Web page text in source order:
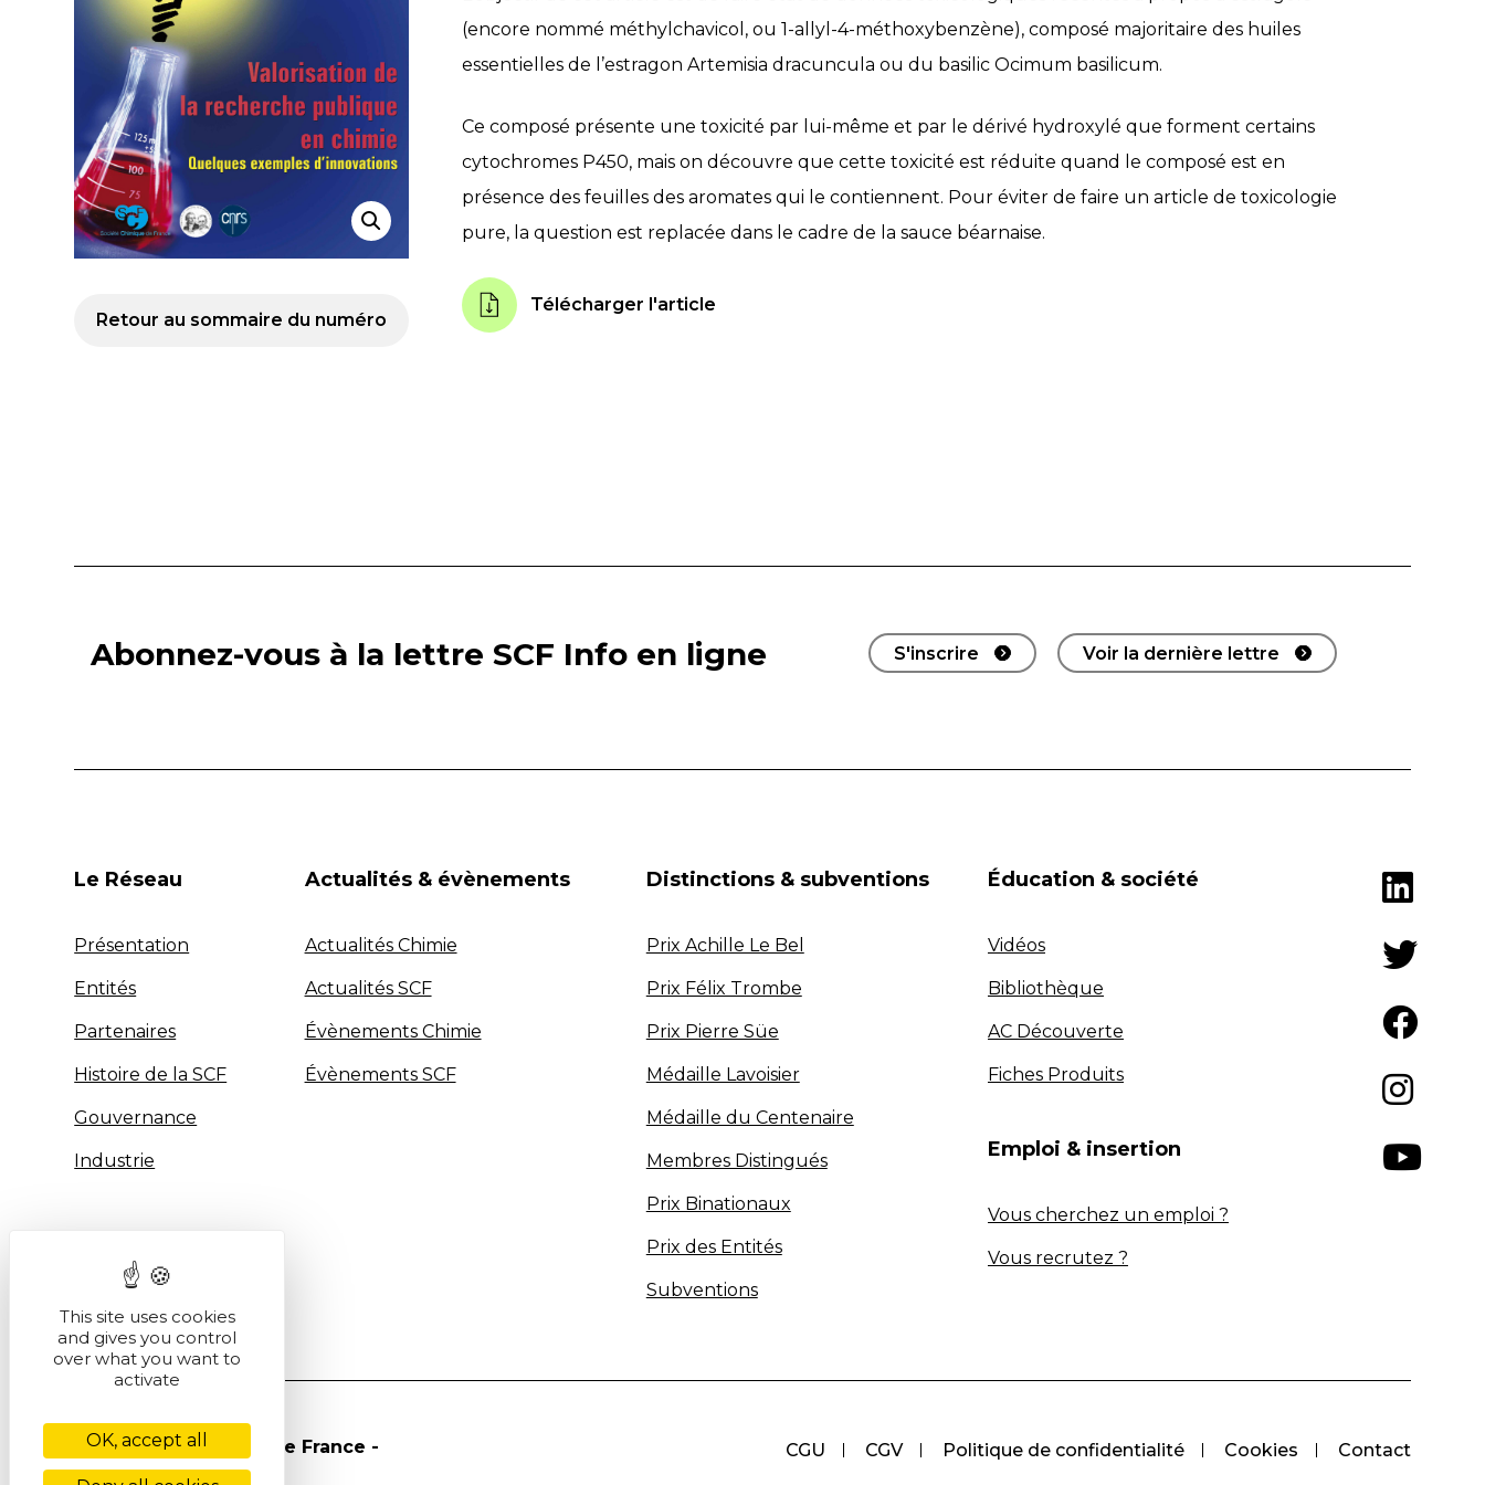
Retour au sommaire du numéro
(encore nommé méthylchavicol, ou 1-allyl-4-méthoxybenzène), composé majoritaire des huiles
essentielles de l’estragon Artemisia dracuncula ou du basilic Ocimum basilicum.
Ce composé présente une toxicité par lui-même et par le dérivé hydroxylé que forment certains
cytochromes P450, mais on découvre que cette toxicité est réduite quand le composé est en
présence des feuilles des aromates qui le contiennent. Pour éviter de faire un article de toxicologie
pure, la question est replacée dans le cadre de la sauce béarnaise.
Télécharger l'article
Abonnez-vous à la lettre SCF Info en ligne S'inscrire Voir la dernière lettre
Le Réseau
Présentation
Entités
Partenaires
Histoire de la SCF
Gouvernance
Industrie
Actualités & évènements
Actualités Chimie
Actualités SCF
Évènements Chimie
Évènements SCF
Distinctions & subventions
Prix Achille Le Bel
Prix Félix Trombe
Prix Pierre Süe
Médaille Lavoisier
Médaille du Centenaire
Membres Distingués
Prix Binationaux
Prix des Entités
Subventions
Éducation & société
Vidéos
Bibliothèque
AC Découverte
Fiches Produits
Emploi & insertion
Vous cherchez un emploi ?
Vous recrutez ?
CGU CGV Politique de confidentialité Cookies Contact
© Société Chimique de France -
This site uses cookies
and gives you control
over what you want to
activate
OK, accept all